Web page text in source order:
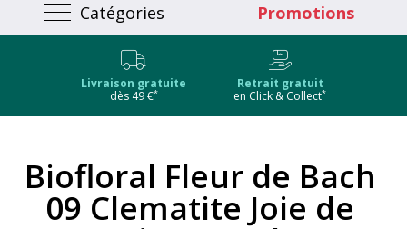
Catégories Promotions
Livraison gratuite
dès 49 €*
Retrait gratuit
en Click & Collect*
Biofloral Fleur de Bach
09 Clematite Joie de